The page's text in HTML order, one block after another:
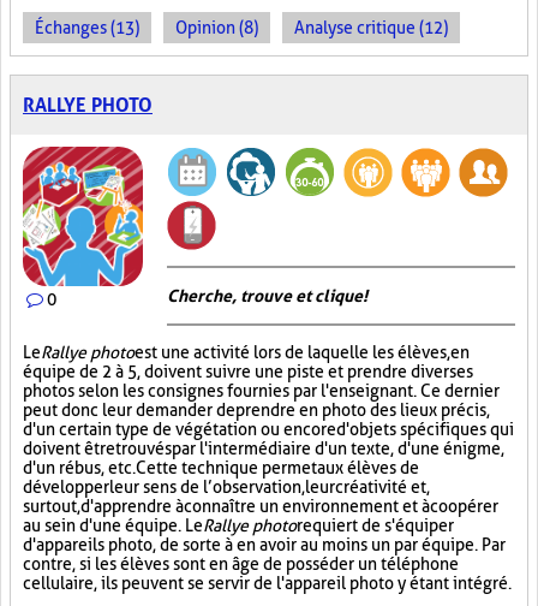
Échanges (13) Opinion (8) Analyse critique (12)
RALLYE PHOTO
0 Cherche, trouve et clique !
LeRallye photoest une activité lors de laquelle les élèves, en
équipe de 2 à 5, doivent suivre une piste et prendre diverses
photos selon les consignes fournies par l'enseignant. Ce dernier
peut donc leur demander de prendre en photo des lieux précis,
d'un certain type de végétation ou encore d'objets spécifiques qui
doivent être trouvés par l'intermédiaire d'un texte, d'une énigme,
d'un rébus, etc. Cette technique permet aux élèves de
développer leur sens de l’observation, leur créativité et,
surtout, d'apprendre à connaître un environnement et à coopérer
au sein d'une équipe. LeRallye photorequiert de s'équiper
d'appareils photo, de sorte à en avoir au moins un par équipe. Par
contre, si les élèves sont en âge de posséder un téléphone
cellulaire, ils peuvent se servir de l'appareil photo y étant intégré.